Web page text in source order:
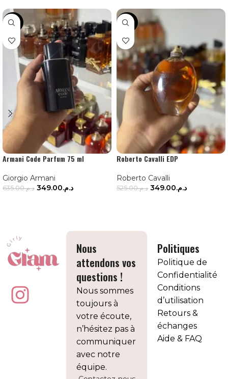
-45%
Armani Code Parfum 75 ml
Giorgio Armani
د.م.635.00 د.م.349.00
-34%
Roberto Cavalli EDP
Roberto Cavalli
د.م.525.00 د.م.349.00
Nous
attendons vos
questions !
Nous sommes
toujours à
votre écoute,
n’hésitez pas à
communiquer
avec notre
équipe.
Politiques
Politique de
Confidentialité
Conditions
d’utilisation
Retours &
échanges
Aide & FAQ